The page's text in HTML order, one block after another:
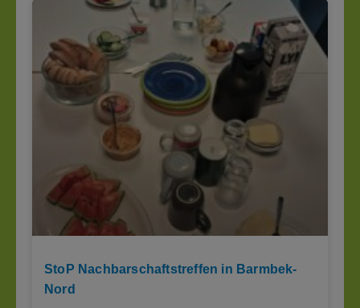
StoP Nachbarschaftstreffen in Barmbek-
Nord